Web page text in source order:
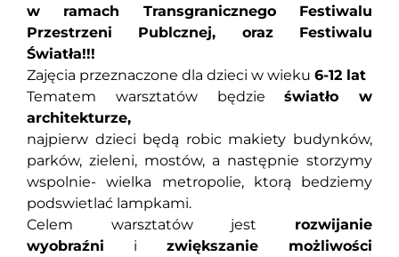
w ramach Transgranicznego Festiwalu
Przestrzeni Publcznej, oraz Festiwalu
Światła!!!
Zajęcia przeznaczone dla dzieci w wieku 6-12 lat
Tematem warsztatów będzieświatło w
architekturze,
najpierw dzieci będą robic makiety budynków,
parków, zieleni, mostów, a następnie storzymy
wspolnie- wielka metropolie, ktorą bedziemy
podswietlać lampkami.
Celem warsztatów jest rozwijanie
wyobraźni i zwiększanie możliwości